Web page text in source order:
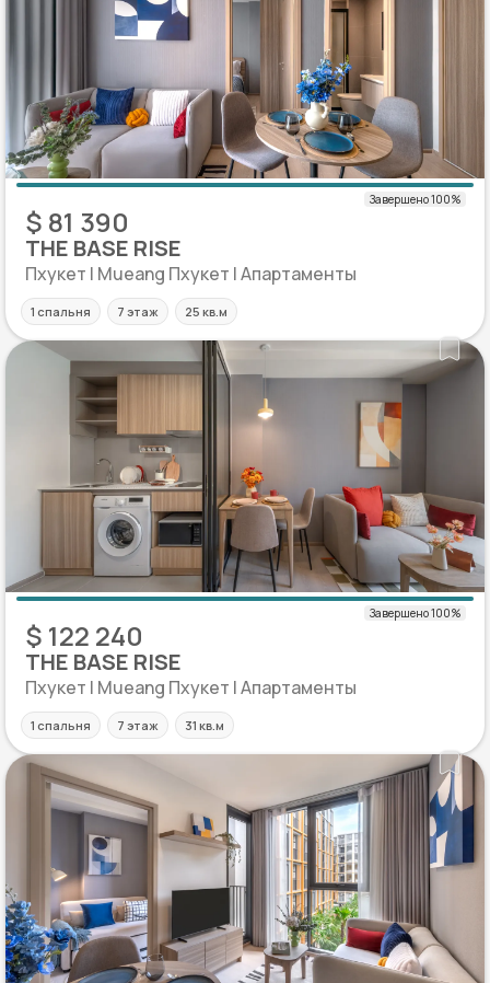
$ 81 390
THE BASE RISE
Пхукет | Mueang Пхукет | Апартаменты
1 спальня 7 этаж 25 кв.м
$ 122 240
THE BASE RISE
Пхукет | Mueang Пхукет | Апартаменты
1 спальня 7 этаж 31 кв.м